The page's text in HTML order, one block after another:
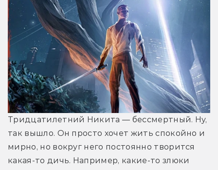
Тридцатилетний Никита — бессмертный. Ну,
так вышло. Он просто хочет жить спокойно и
мирно, но вокруг него постоянно творится
какая-то дичь. Например, какие-то злюки